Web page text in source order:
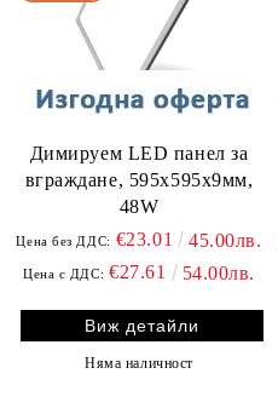
Димируем LED панел за
вграждане, 595х595х9мм,
48W
Цена без ДДС: €23.01 45.00лв.
Цена с ДДС: €27.61 54.00лв.
Виж детайли
Няма наличност